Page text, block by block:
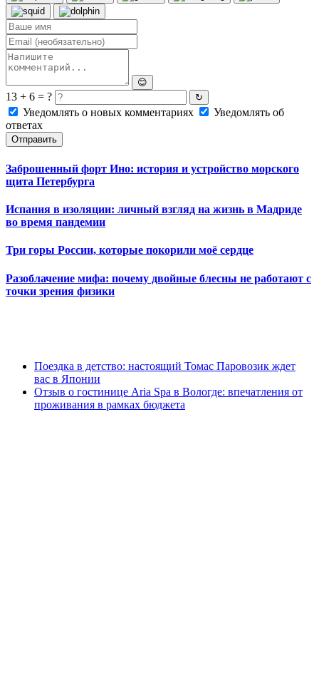
😊
13 + 6 = ? ↻
Уведомлять о новых комментариях
Уведомлять об
ответах
Отправить
Заброшенный форт Ино: история и устройство морского
щита Петербурга
Испания в изоляции: личный взгляд на жизнь в Мадриде
во время пандемии
Три горы России, которые покорили моё сердце
Разоблачение мифа: почему двойные блесны не работают с
точки зрения физики
Поездка в детство: настоящий Томас Паровозик ждет
вас в Японии
Отзыв о гостинице Aria Spa в Вологде: впечатления от
проживания в рамках бюджета